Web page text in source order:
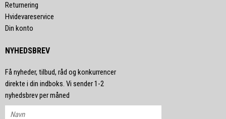
Returnering
Hvidevareservice
Din konto
NYHEDSBREV
Få nyheder, tilbud, råd og konkurrencer
direkte i din indboks. Vi sender 1-2
nyhedsbrev per måned